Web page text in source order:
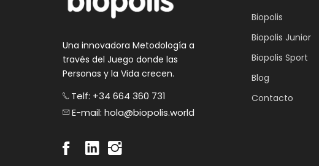
Una innovadora Metodología a
través del Juego donde las
Personas y la Vida crecen.
Telf: +34 664 360 731
E-mail: hola@biopolis.world
Biopolis
Biopolis Junior
Biopolis Sport
Blog
Contacto